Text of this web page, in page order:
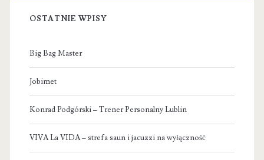
OSTATNIE WPISY
Big Bag Master
Jobimet
Konrad Podgórski – Trener Personalny Lublin
VIVA La VIDA – strefa saun i jacuzzi na wyłączność